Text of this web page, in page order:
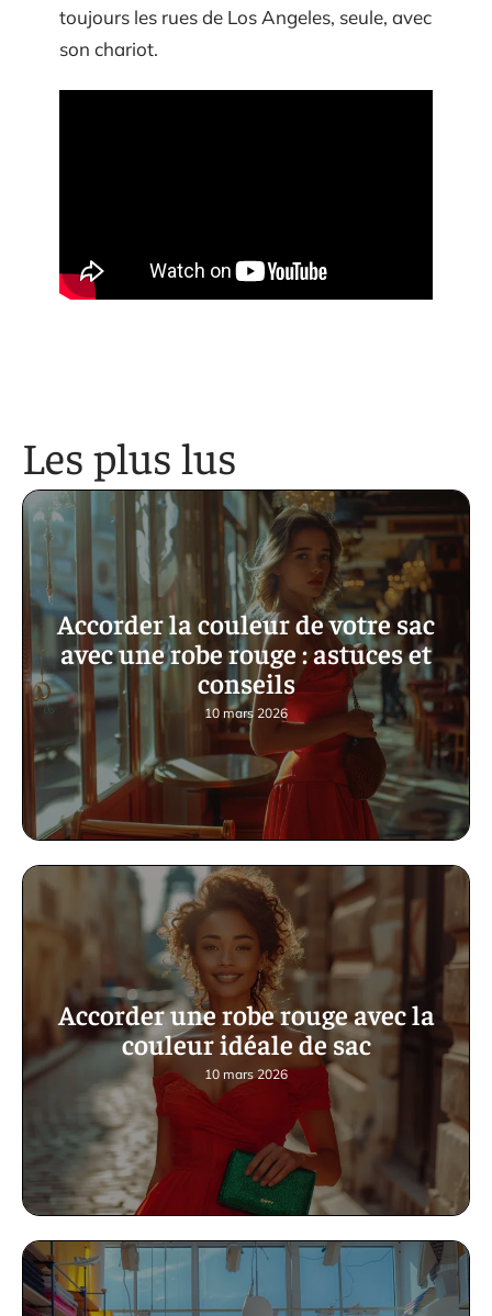
toujours les rues de Los Angeles, seule, avec
son chariot.
Les plus lus
Accorder la couleur de votre sac
avec une robe rouge : astuces et
conseils
10 mars 2026
Accorder une robe rouge avec la
couleur idéale de sac
10 mars 2026